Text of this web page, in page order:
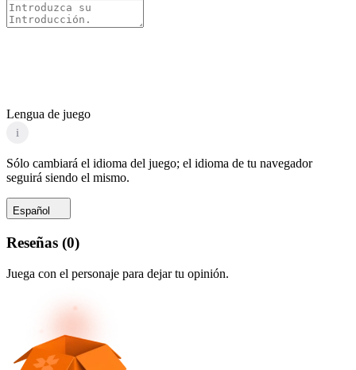
Lengua de juego
i
Sólo cambiará el idioma del juego; el idioma de tu navegador
seguirá siendo el mismo.
Español
Reseñas (0)
Juega con el personaje para dejar tu opinión.